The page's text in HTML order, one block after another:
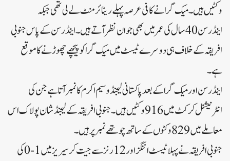
وکٹیں ہیں۔میک گرا نے کافی عرصہ پہلے ریٹائرمنٹ لے لی تھی جبکہ
اینڈرسن 40 سال کی عمر میں بھی جوان نظر آتے ہیں۔اینڈرسن کے پاس جنوبی
افریقہ کے خلاف ہی دوسرے ٹیسٹ میں میک گرا کو پیچھے چھوڑنے کا موقع
ہے۔
اینڈرسن اور میک گرا کے بعد پاکستانی لیجنڈ وسیم اکرم کا نمبر آتا ہے جن کی
انٹرنیشنل کرکٹ میں 916 وکٹیں ہیں۔جنوبی افریقہ کے لیجنڈ شان پولاک اس
معاملے میں 829 وکٹوں کے ساتھ چوتھے نمبر پر ہیں۔
جنوبی افریقہ نے پہلا ٹیسٹ اننگز اور 12 رنز سے جیت کر سیریز میں 1-0 کی